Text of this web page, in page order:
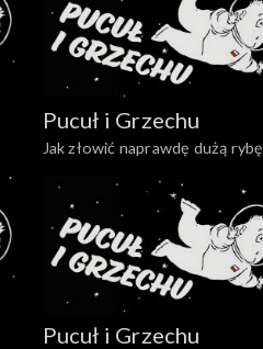
Pucuł i Grzechu
Jak złowić naprawdę dużą rybę
Pucuł i Grzechu